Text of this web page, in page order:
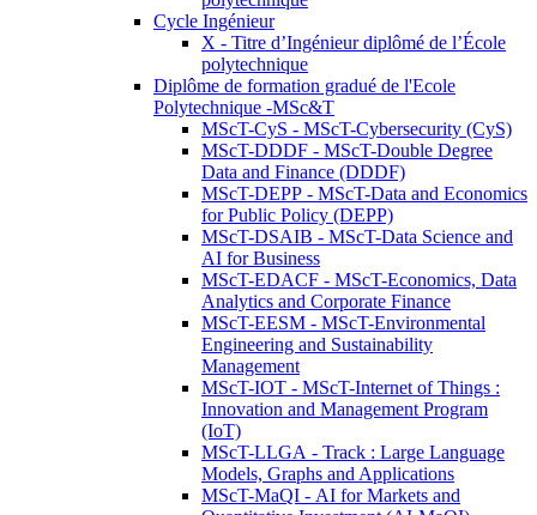
Cycle Ingénieur
X - Titre d’Ingénieur diplômé de l’École
polytechnique
Diplôme de formation gradué de l'Ecole
Polytechnique -MSc&T
MScT-CyS - MScT-Cybersecurity (CyS)
MScT-DDDF - MScT-Double Degree
Data and Finance (DDDF)
MScT-DEPP - MScT-Data and Economics
for Public Policy (DEPP)
MScT-DSAIB - MScT-Data Science and
AI for Business
MScT-EDACF - MScT-Economics, Data
Analytics and Corporate Finance
MScT-EESM - MScT-Environmental
Engineering and Sustainability
Management
MScT-IOT - MScT-Internet of Things :
Innovation and Management Program
(IoT)
MScT-LLGA - Track : Large Language
Models, Graphs and Applications
MScT-MaQI - AI for Markets and